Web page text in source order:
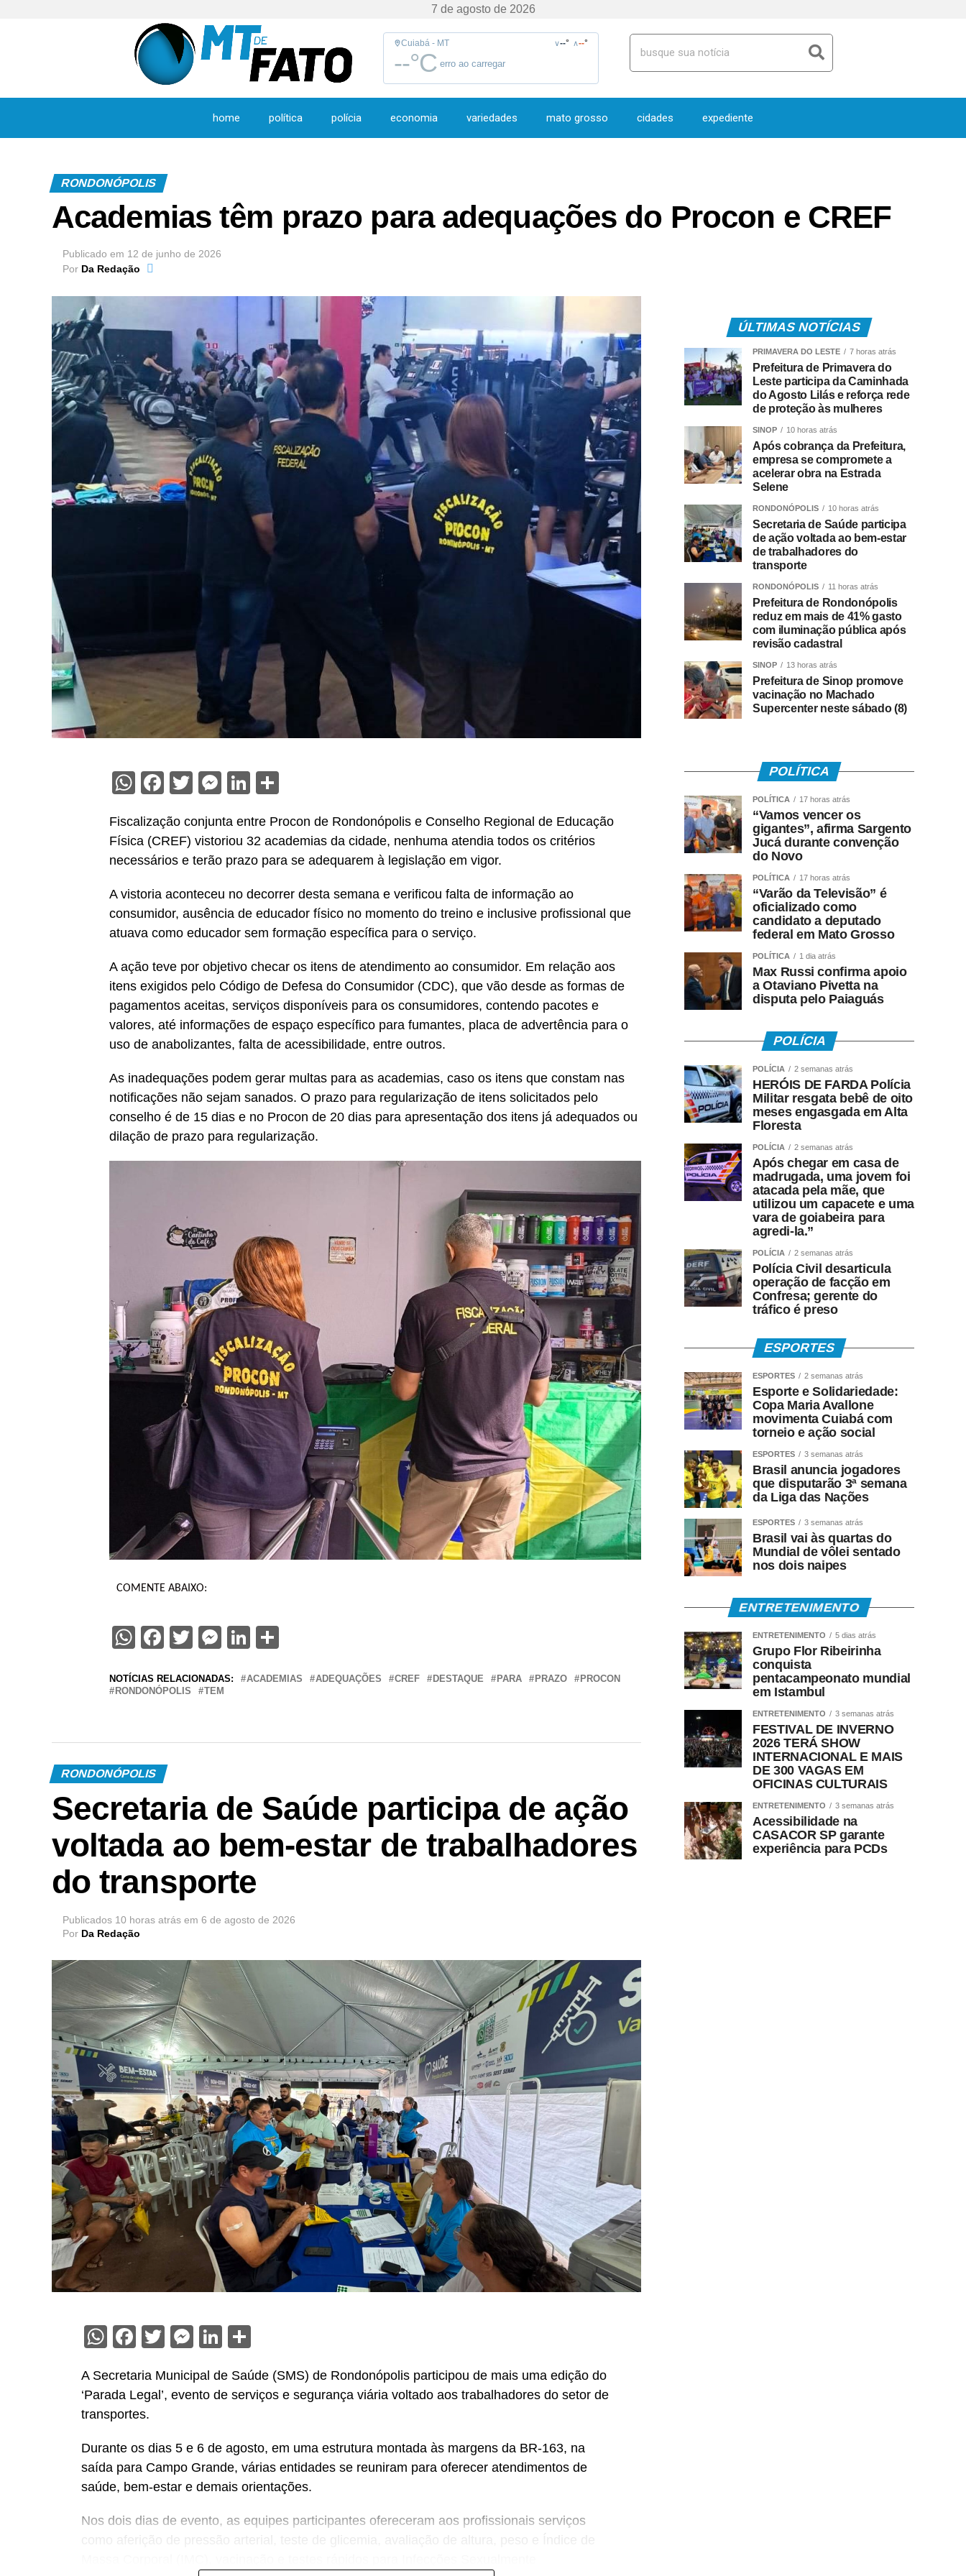
Cuiabá - MT ∨--° ∧--°
--°C erro ao carregar
home política polícia economia variedades mato grosso cidades expediente
7 de agosto de 2026
RONDONÓPOLIS
Academias têm prazo para adequações do Procon e CREF
Publicado em 12 de junho de 2026
Por Da Redação
WhatsApp
Facebook
Twitter
Messenger
LinkedIn
Fiscalização conjunta entre Procon de Rondonópolis e Conselho Regional de Educação
Física (CREF) vistoriou 32 academias da cidade, nenhuma atendia todos os critérios
necessários e terão prazo para se adequarem à legislação em vigor.
A vistoria aconteceu no decorrer desta semana e verificou falta de informação ao
consumidor, ausência de educador físico no momento do treino e inclusive profissional que
atuava como educador sem formação específica para o serviço.
A ação teve por objetivo checar os itens de atendimento ao consumidor. Em relação aos
itens exigidos pelo Código de Defesa do Consumidor (CDC), que vão desde as formas de
pagamentos aceitas, serviços disponíveis para os consumidores, contendo pacotes e
valores, até informações de espaço específico para fumantes, placa de advertência para o
uso de anabolizantes, falta de acessibilidade, entre outros.
As inadequações podem gerar multas para as academias, caso os itens que constam nas
notificações não sejam sanados. O prazo para regularização de itens solicitados pelo
conselho é de 15 dias e no Procon de 20 dias para apresentação dos itens já adequados ou
dilação de prazo para regularização.
COMENTE ABAIXO:
WhatsApp
Facebook
TwitterMessenger
LinkedIn
NOTÍCIAS RELACIONADAS: ACADEMIAS ADEQUAÇÕES CREF DESTAQUE PARA PRAZO
PROCON
RONDONÓPOLIS
TEM
RONDONÓPOLIS
Secretaria de Saúde participa de ação
voltada ao bem-estar de trabalhadores
do transporte
Publicados 10 horas atrás em 6 de agosto de 2026
Por Da Redação
WhatsApp
Facebook
Twitter
Messenger
LinkedIn
A Secretaria Municipal de Saúde (SMS) de Rondonópolis participou de mais uma edição do
‘Parada Legal’, evento de serviços e segurança viária voltado aos trabalhadores do setor de
transportes.
Durante os dias 5 e 6 de agosto, em uma estrutura montada às margens da BR-163, na
saída para Campo Grande, várias entidades se reuniram para oferecer atendimentos de
saúde, bem-estar e demais orientações.
Nos dois dias de evento, as equipes participantes ofereceram aos profissionais serviços
ÚLTIMAS NOTÍCIAS
PRIMAVERA DO LESTE 7 horas atrás
Prefeitura de Primavera do
Leste participa da Caminhada
do Agosto Lilás e reforça rede
de proteção às mulheres
SINOP 10 horas atrás
Após cobrança da Prefeitura,
empresa se compromete a
acelerar obra na Estrada
Selene
RONDONÓPOLIS 10 horas atrás
Secretaria de Saúde participa
de ação voltada ao bem-estar
de trabalhadores do
transporte
RONDONÓPOLIS 11 horas atrás
Prefeitura de Rondonópolis
reduz em mais de 41% gasto
com iluminação pública após
revisão cadastral
SINOP 13 horas atrás
Prefeitura de Sinop promove
vacinação no Machado
Supercenter neste sábado (8)
POLÍTICA
POLÍTICA 17 horas atrás
“Vamos vencer os
gigantes”, afirma Sargento
Jucá durante convenção
do Novo
POLÍTICA 17 horas atrás
“Varão da Televisão” é
oficializado como
candidato a deputado
federal em Mato Grosso
POLÍTICA 1 dia atrás
Max Russi confirma apoio
a Otaviano Pivetta na
disputa pelo Paiaguás
POLÍCIA
POLÍCIA 2 semanas atrás
HERÓIS DE FARDA Polícia
Militar resgata bebê de oito
meses engasgada em Alta
Floresta
POLÍCIA 2 semanas atrás
Após chegar em casa de
madrugada, uma jovem foi
atacada pela mãe, que
utilizou um capacete e uma
vara de goiabeira para
agredi-la.”
POLÍCIA 2 semanas atrás
Polícia Civil desarticula
operação de facção em
Confresa; gerente do
tráfico é preso
ESPORTES
ESPORTES 2 semanas atrás
Esporte e Solidariedade:
Copa Maria Avallone
movimenta Cuiabá com
torneio e ação social
ESPORTES 3 semanas atrás
Brasil anuncia jogadores
que disputarão 3ª semana
da Liga das Nações
ESPORTES 3 semanas atrás
Brasil vai às quartas do
Mundial de vôlei sentado
nos dois naipes
ENTRETENIMENTO
ENTRETENIMENTO 5 dias atrás
Grupo Flor Ribeirinha
conquista
pentacampeonato mundial
em Istambul
ENTRETENIMENTO 3 semanas atrás
FESTIVAL DE INVERNO
2026 TERÁ SHOW
INTERNACIONAL E MAIS
DE 300 VAGAS EM
OFICINAS CULTURAIS
ENTRETENIMENTO 3 semanas atrás
Acessibilidade na
CASACOR SP garante
experiência para PCDs